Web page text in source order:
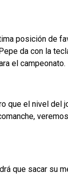
posición de
da con la
el campeonato.
que el nivel
que sacar su